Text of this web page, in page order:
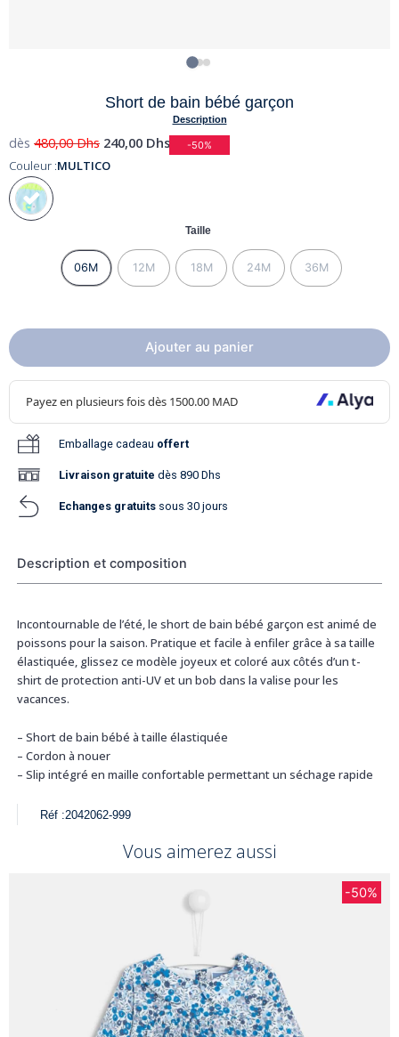
Short de bain bébé garçon
Description
dès 480,00Dhs 240,00 Dhs -50%
Couleur :MULTICO
Taille
06M 12M 18M 24M 36M
Ajouter au panier
Emballage cadeau offert
Livraison gratuite dès 890 Dhs
Echanges gratuits sous 30 jours
Description et composition
Incontournable de l’été, le short de bain bébé garçon est animé de
poissons pour la saison. Pratique et facile à enfiler grâce à sa taille
élastiquée, glissez ce modèle joyeux et coloré aux côtés d’un t-
shirt de protection anti-UV et un bob dans la valise pour les
vacances.
– Short de bain bébé à taille élastiquée
– Cordon à nouer
– Slip intégré en maille confortable permettant un séchage rapide
Réf :2042062-999
Vous aimerez aussi
-50%